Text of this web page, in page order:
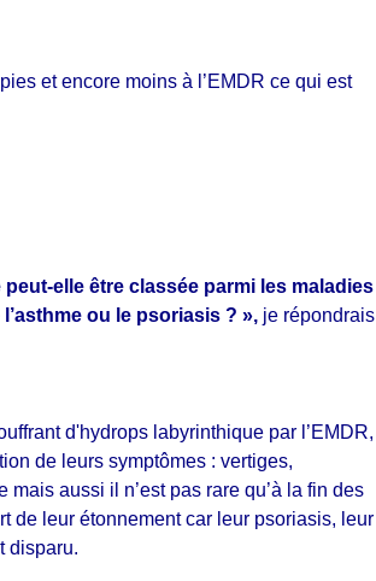
et encore moins à l’EMDR ce qui est
peut-elle être classée parmi les maladies
ou le psoriasis ? », je répondrais
d'hydrops labyrinthique par l’EMDR,
de leurs symptômes : vertiges,
aussi il n’est pas rare qu’à la fin des
de leur étonnement car leur psoriasis, leur
disparu.